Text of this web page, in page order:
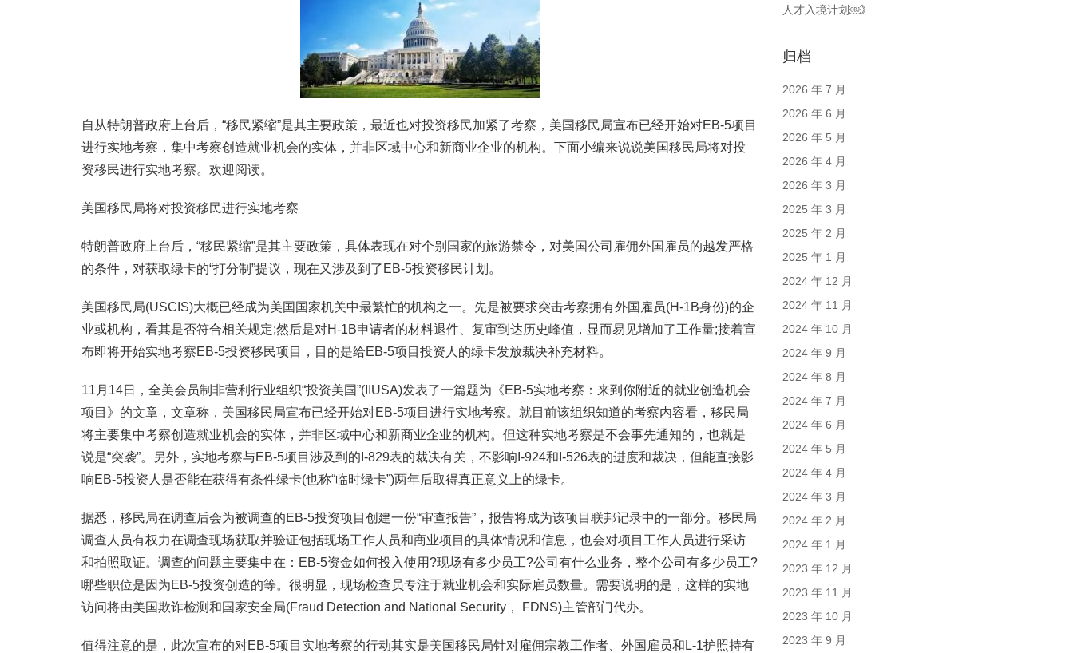
自从特朗普政府上台后，“移民紧缩”是其主要政策，最近也对投资移民加紧了考察，美国移民局宣布已经开始对EB-5项目
进行实地考察，集中考察创造就业机会的实体，并非区域中心和新商业企业的机构。下面小编来说说美国移民局将对投
资移民进行实地考察。欢迎阅读。
美国移民局将对投资移民进行实地考察
特朗普政府上台后，“移民紧缩”是其主要政策，具体表现在对个别国家的旅游禁令，对美国公司雇佣外国雇员的越发严格
的条件，对获取绿卡的“打分制”提议，现在又涉及到了EB-5投资移民计划。
美国移民局(USCIS)大概已经成为美国国家机关中最繁忙的机构之一。先是被要求突击考察拥有外国雇员(H-1B身份)的企
业或机构，看其是否符合相关规定;然后是对H-1B申请者的材料退件、复审到达历史峰值，显而易见增加了工作量;接着宣
布即将开始实地考察EB-5投资移民项目，目的是给EB-5项目投资人的绿卡发放裁决补充材料。
11月14日，全美会员制非营利行业组织“投资美国”(IIUSA)发表了一篇题为《EB-5实地考察：来到你附近的就业创造机会
项目》的文章，文章称，美国移民局宣布已经开始对EB-5项目进行实地考察。就目前该组织知道的考察内容看，移民局
将主要集中考察创造就业机会的实体，并非区域中心和新商业企业的机构。但这种实地考察是不会事先通知的，也就是
说是“突袭”。另外，实地考察与EB-5项目涉及到的I-829表的裁决有关，不影响I-924和I-526表的进度和裁决，但能直接影
响EB-5投资人是否能在获得有条件绿卡(也称“临时绿卡”)两年后取得真正意义上的绿卡。
据悉，移民局在调查后会为被调查的EB-5投资项目创建一份“审查报告”，报告将成为该项目联邦记录中的一部分。移民局
调查人员有权力在调查现场获取并验证包括现场工作人员和商业项目的具体情况和信息，也会对项目工作人员进行采访
和拍照取证。调查的问题主要集中在：EB-5资金如何投入使用?现场有多少员工?公司有什么业务，整个公司有多少员工?
哪些职位是因为EB-5投资创造的等。很明显，现场检查员专注于就业机会和实际雇员数量。需要说明的是，这样的实地
访问将由美国欺诈检测和国家安全局(Fraud Detection and National Security， FDNS)主管部门代办。
值得注意的是，此次宣布的对EB-5项目实地考察的行动其实是美国移民局针对雇佣宗教工作者、外国雇员和L-1护照持有
人才入境计划￼》
归档
2026 年 7 月
2026 年 6 月
2026 年 5 月
2026 年 4 月
2026 年 3 月
2025 年 3 月
2025 年 2 月
2025 年 1 月
2024 年 12 月
2024 年 11 月
2024 年 10 月
2024 年 9 月
2024 年 8 月
2024 年 7 月
2024 年 6 月
2024 年 5 月
2024 年 4 月
2024 年 3 月
2024 年 2 月
2024 年 1 月
2023 年 12 月
2023 年 11 月
2023 年 10 月
2023 年 9 月